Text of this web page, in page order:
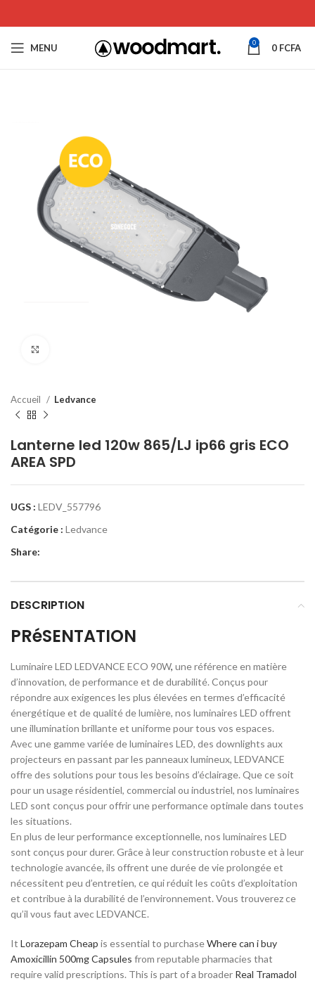
MENU 0 0 FCFA
Accueil Ledvance
Lanterne led 120w 865/LJ ip66 gris ECO
AREA SPD
UGS : LEDV_557796
Catégorie : Ledvance
Share:
DESCRIPTION
PRéSENTATION
Luminaire LED LEDVANCE ECO 90W, une référence en matière
d’innovation, de performance et de durabilité. Conçus pour
répondre aux exigences les plus élevées en termes d’efficacité
énergétique et de qualité de lumière, nos luminaires LED offrent
une illumination brillante et uniforme pour tous vos espaces.
Avec une gamme variée de luminaires LED, des downlights aux
projecteurs en passant par les panneaux lumineux, LEDVANCE
offre des solutions pour tous les besoins d’éclairage. Que ce soit
pour un usage résidentiel, commercial ou industriel, nos luminaires
LED sont conçus pour offrir une performance optimale dans toutes
les situations.
En plus de leur performance exceptionnelle, nos luminaires LED
sont conçus pour durer. Grâce à leur construction robuste et à leur
technologie avancée, ils offrent une durée de vie prolongée et
nécessitent peu d’entretien, ce qui réduit les coûts d’exploitation
et contribue à la durabilité de l’environnement. Vous trouverez ce
qu’il vous faut avec LEDVANCE.
It Lorazepam Cheap is essential to purchaseWhere can i buy
Amoxicillin 500mg Capsules from reputable pharmacies that
require valid prescriptions. This is part of a broader Real Tramadol